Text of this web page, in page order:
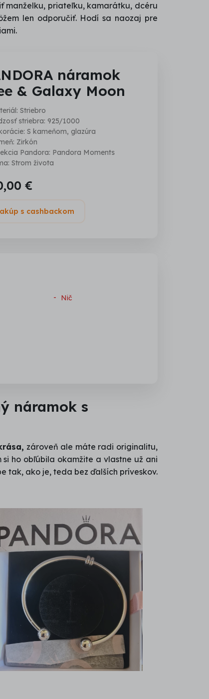
manželku, priateľku, kamarátku, dcéru
len odporučiť. Hodí sa naozaj pre
náramok
& Galaxy Moon
Striebro
striebra: 925/1000
S kameňom, glazúra
Zirkón
Pandora: Pandora Moments
Strom života
€
s cashbackom
Nič
náramok s
zároveň ale máte radi originalitu,
ho obľúbila okamžite a vlastne už ani
tak, ako je, teda bez ďalších príveskov.